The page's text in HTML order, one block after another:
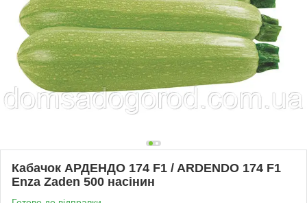
Кабачок АРДЕНДО 174 F1 / ARDENDO 174 F1
Enza Zaden 500 насінин